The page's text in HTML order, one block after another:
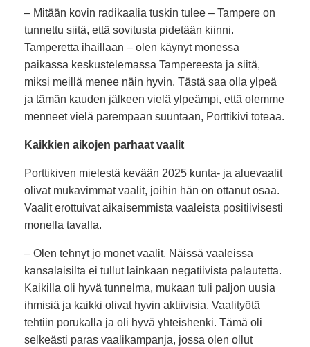
– Mitään kovin radikaalia tuskin tulee – Tampere on
tunnettu siitä, että sovitusta pidetään kiinni.
Tamperetta ihaillaan – olen käynyt monessa
paikassa keskustelemassa Tampereesta ja siitä,
miksi meillä menee näin hyvin. Tästä saa olla ylpeä
ja tämän kauden jälkeen vielä ylpeämpi, että olemme
menneet vielä parempaan suuntaan, Porttikivi toteaa.
Kaikkien aikojen parhaat vaalit
Porttikiven mielestä kevään 2025 kunta- ja aluevaalit
olivat mukavimmat vaalit, joihin hän on ottanut osaa.
Vaalit erottuivat aikaisemmista vaaleista positiivisesti
monella tavalla.
– Olen tehnyt jo monet vaalit. Näissä vaaleissa
kansalaisilta ei tullut lainkaan negatiivista palautetta.
Kaikilla oli hyvä tunnelma, mukaan tuli paljon uusia
ihmisiä ja kaikki olivat hyvin aktiivisia. Vaalityötä
tehtiin porukalla ja oli hyvä yhteishenki. Tämä oli
selkeästi paras vaalikampanja, jossa olen ollut